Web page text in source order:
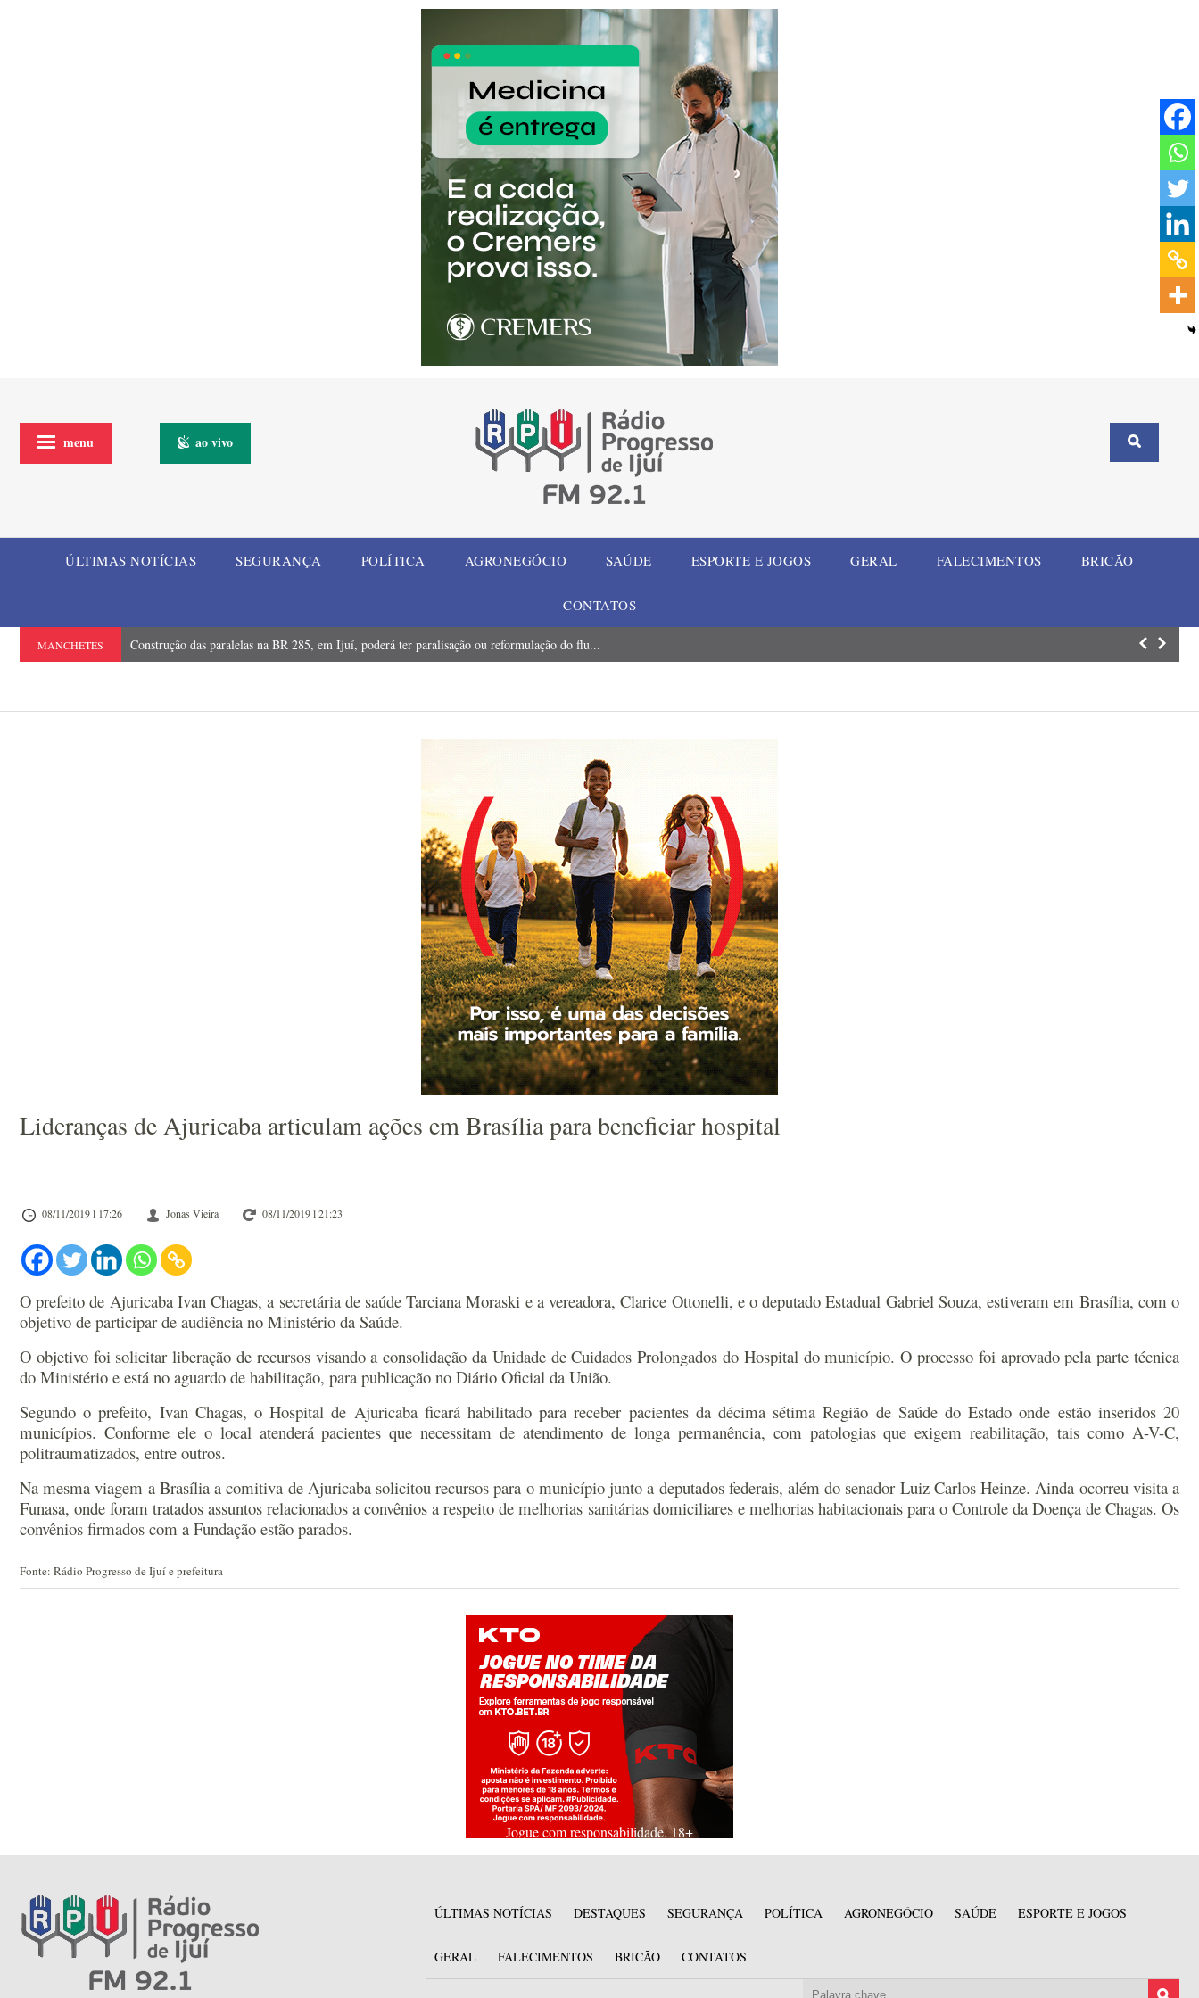
menu ao vivo
ÚLTIMAS NOTÍCIAS SEGURANÇA POLÍTICA AGRONEGÓCIO SAÚDE ESPORTE E JOGOS GERAL FALECIMENTOS BRICÃO
CONTATOS
MANCHETES Construção das paralelas na BR 285, em Ijuí, poderá ter paralisação ou reformulação do flu... Comaja
Lideranças de Ajuricaba articulam ações em Brasília para beneficiar hospital
08/11/2019 l 17:26 Jonas Vieira 08/11/2019 l 21:23
O prefeito de Ajuricaba Ivan Chagas, a secretária de saúde Tarciana Moraski e a vereadora, Clarice Ottonelli, e o deputado Estadual Gabriel Souza, estiveram em Brasília, com o
objetivo de participar de audiência no Ministério da Saúde.
O objetivo foi solicitar liberação de recursos visando a consolidação da Unidade de Cuidados Prolongados do Hospital do município. O processo foi aprovado pela parte técnica
do Ministério e está no aguardo de habilitação, para publicação no Diário Oficial da União.
Segundo o prefeito, Ivan Chagas, o Hospital de Ajuricaba ficará habilitado para receber pacientes da décima sétima Região de Saúde do Estado onde estão inseridos 20
municípios. Conforme ele o local atenderá pacientes que necessitam de atendimento de longa permanência, com patologias que exigem reabilitação, tais como A-V-C,
politraumatizados, entre outros.
Na mesma viagem a Brasília a comitiva de Ajuricaba solicitou recursos para o município junto a deputados federais, além do senador Luiz Carlos Heinze. Ainda ocorreu visita a
Funasa, onde foram tratados assuntos relacionados a convênios a respeito de melhorias sanitárias domiciliares e melhorias habitacionais para o Controle da Doença de Chagas. Os
convênios firmados com a Fundação estão parados.
Fonte: Rádio Progresso de Ijuí e prefeitura
Jogue com responsabilidade. 18+
ÚLTIMAS NOTÍCIAS DESTAQUES SEGURANÇA POLÍTICA AGRONEGÓCIO SAÚDE ESPORTE E JOGOS
GERAL FALECIMENTOS BRICÃO CONTATOS